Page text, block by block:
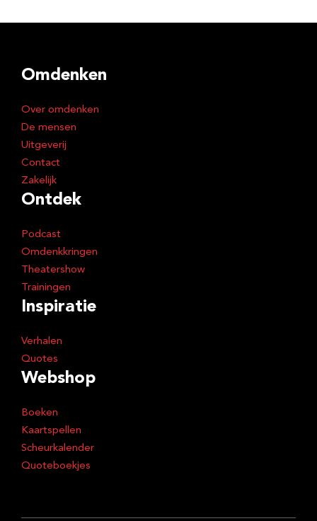
Omdenken
Over omdenken
De mensen
Uitgeverij
Contact
Zakelijk
Ontdek
Podcast
Omdenkkringen
Theatershow
Trainingen
Inspiratie
Verhalen
Quotes
Webshop
Boeken
Kaartspellen
Scheurkalender
Quoteboekjes